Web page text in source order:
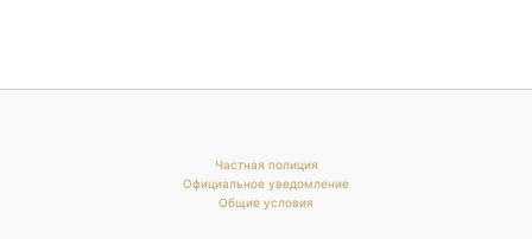
Частная полиция
Официальное уведомление
Общие условия